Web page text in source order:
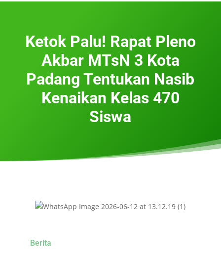
Ketok Palu! Rapat Pleno
Akbar MTsN 3 Kota
Padang Tentukan Nasib
Kenaikan Kelas 470
Siswa
Berita